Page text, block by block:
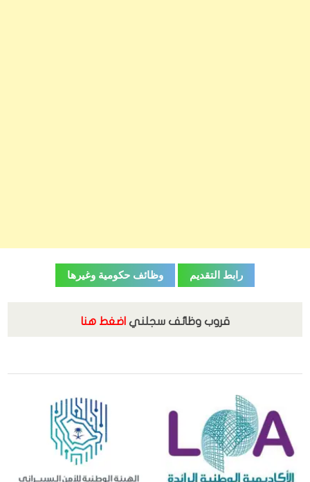
رابط التقديم وظائف حكومية وغيرها
قروب وظائف سجلني اضغط هنا
الدورات التدريبية